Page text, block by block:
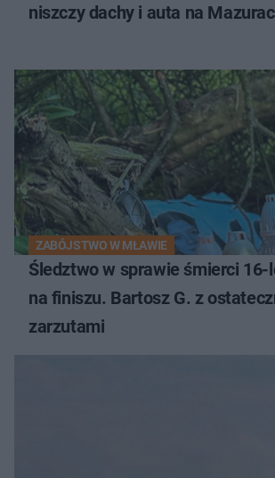
niszczy dachy i auta na
ZABÓJSTWO W MŁAWIE
Śledztwo w sprawie śmierci
na finiszu. Bartosz G. z
zarzutami